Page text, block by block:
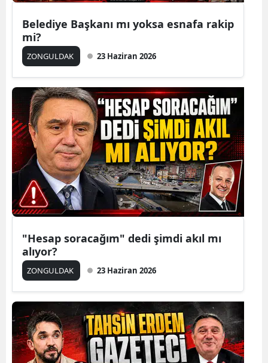
Belediye Başkanı mı yoksa esnafa rakip
mi?
ZONGULDAK 23 Haziran 2026
"Hesap soracağım" dedi şimdi akıl mı
alıyor?
ZONGULDAK 23 Haziran 2026